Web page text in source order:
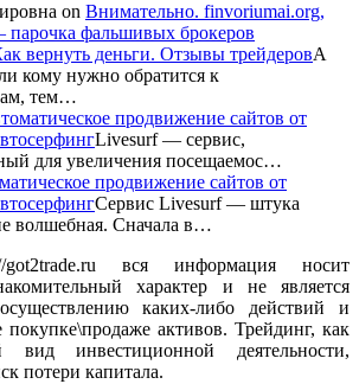
on Внимательно. finvoriumai.org,
парочка фальшивых брокеров
вернуть деньги. Отзывы трейдеровА
кому нужно обратится к
тем…
продвижение сайтов от
Livesurf — сервис,
для увеличения посещаемос…
продвижение сайтов от
Сервис Livesurf — штука
волшебная. Сначала в…
вся информация носит
характер и не является
каких-либо действий и
активов. Трейдинг, как
инвестиционной деятельности,
потери капитала.